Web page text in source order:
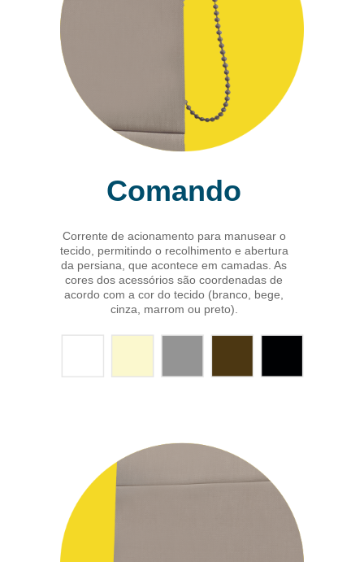
Comando
Corrente de acionamento para manusear o
tecido, permitindo o recolhimento e abertura
da persiana, que acontece em camadas. As
cores dos acessórios são coordenadas de
acordo com a cor do tecido (branco, bege,
cinza, marrom ou preto).